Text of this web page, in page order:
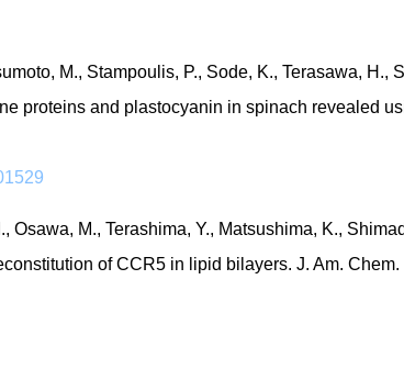
M., Stampoulis, P., Sode, K., Terasawa, H.,
proteins and plastocyanin in spinach revealed
Osawa, M., Terashima, Y., Matsushima, K.,
of CCR5 in lipid bilayers. J. Am.